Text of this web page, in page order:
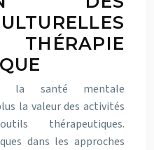
la santé mentale
la valeur des activités
thérapeutiques.
dans les approches